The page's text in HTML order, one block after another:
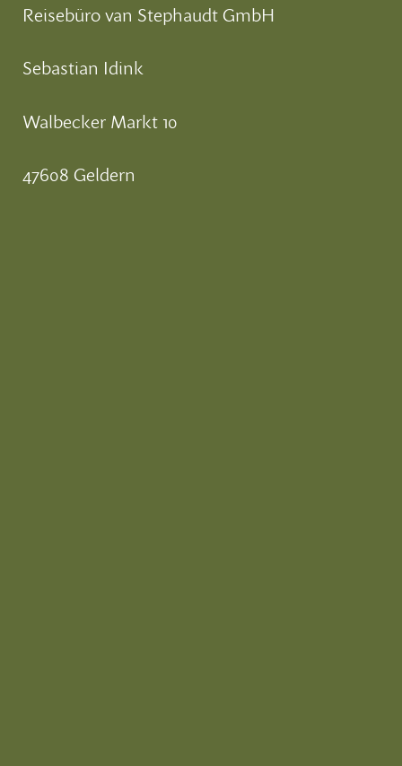
Reisebüro van Stephaudt GmbH
Sebastian Idink
Walbecker Markt 10
47608 Geldern